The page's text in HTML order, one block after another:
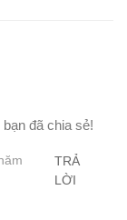
đã chia sẻ!
TRẢ
LỜI